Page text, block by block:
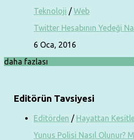
Teknoloji / Web
Twitter Hesabının Yedeği
6 Oca, 2016
daha fazlası
Editörün Tavsiyesi
Editörden / Hayattan
Yunus Polisi Nasıl Olunur?